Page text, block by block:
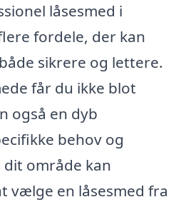
låsesmed i
fordele, der kan
sikrere og lettere.
får du ikke blot
også en dyb
behov og
område kan
vælge en låsesmed fra